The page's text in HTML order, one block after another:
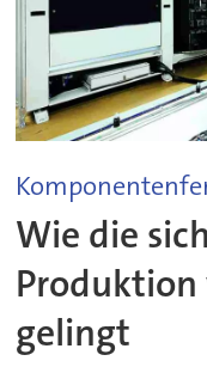
Wie die
Produktion
gelingt